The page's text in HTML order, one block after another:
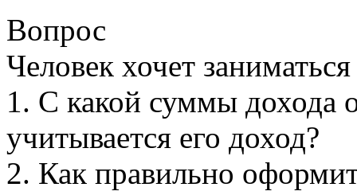
Вопрос
Человек хочет
1. С какой суммы дохода
учитывается его доход?
2. Как правильно